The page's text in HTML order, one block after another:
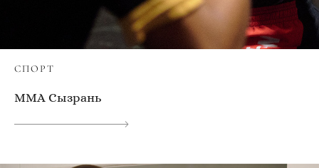
СПОРТ
ММА Сызрань